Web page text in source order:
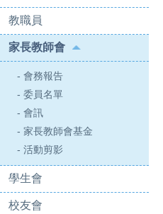
教職員
家長教師會
- 會務報告
- 委員名單
- 會訊
- 家長教師會基金
- 活動剪影
學生會
校友會